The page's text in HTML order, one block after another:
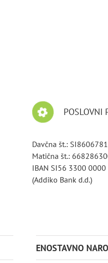
POSLOVNI
Davčna št.:
Matična št.:
IBAN SI56 3300
(Addiko Bank d.d.)
ENOSTAVNO